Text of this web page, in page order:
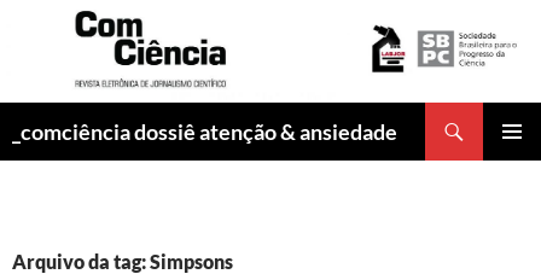
_comciência dossiê atenção & ansiedade
Arquivo da tag: Simpsons